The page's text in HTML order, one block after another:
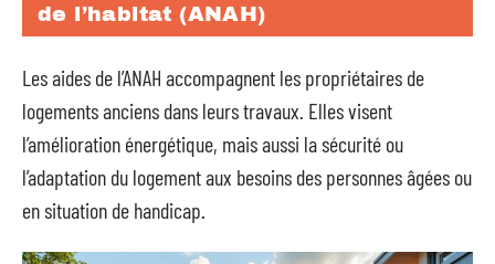
de l’habitat (ANAH)
Les aides de l’ANAH accompagnent les propriétaires de
logements anciens dans leurs travaux. Elles visent
l’amélioration énergétique, mais aussi la sécurité ou
l’adaptation du logement aux besoins des personnes âgées ou
en situation de handicap.